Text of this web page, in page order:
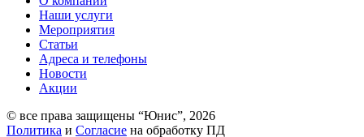
Наши услуги
Мероприятия
Статьи
Адреса и телефоны
Новости
Акции
© все права защищены “Юнис”, 2026
Политика и Согласие на обработку ПД